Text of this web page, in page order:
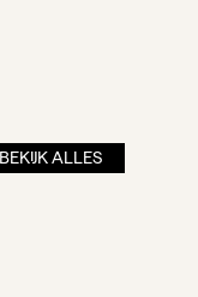
BEKIJK ALLES